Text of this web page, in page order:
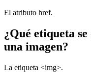
El atributo href.
¿Qué etiqueta
una imagen?
La etiqueta <img>.